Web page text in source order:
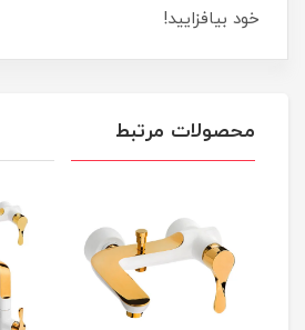
خود بیافزایید!
محصولات مرتبط